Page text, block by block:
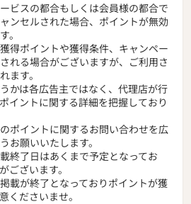
ビスの都合もしくは会員様の都合で
ンセルされた場合、ポイントが無効
。
得ポイントや獲得条件、キャンペー
れる場合がございますが、ご利用さ
ます。
かは各広告主ではなく、代理店が行
イントに関する詳細を把握しており
ポイントに関するお問い合わせを広
お願いいたします。
終了日はあくまで予定となってお
ございます。
載が終了となっておりポイントが獲
くださいませ。